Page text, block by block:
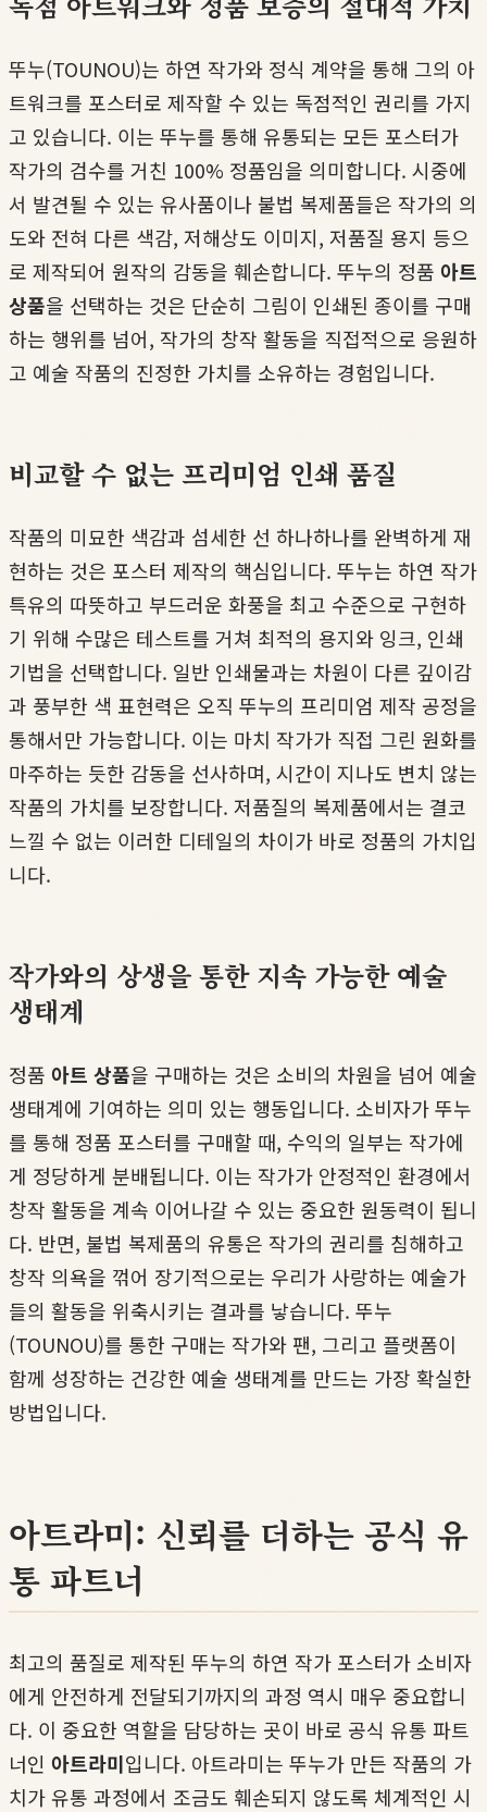
뚜누(TOUNOU)는 하연 작가와 정식 계약을 통해 그의 아
트워크를 포스터로 제작할 수 있는 독점적인 권리를 가지
고 있습니다. 이는 뚜누를 통해 유통되는 모든 포스터가
작가의 검수를 거친 100% 정품임을 의미합니다. 시중에
서 발견될 수 있는 유사품이나 불법 복제품들은 작가의 의
도와 전혀 다른 색감, 저해상도 이미지, 저품질 용지 등으
로 제작되어 원작의 감동을 훼손합니다. 뚜누의 정품 아트
상품을 선택하는 것은 단순히 그림이 인쇄된 종이를 구매
하는 행위를 넘어, 작가의 창작 활동을 직접적으로 응원하
고 예술 작품의 진정한 가치를 소유하는 경험입니다.
비교할 수 없는 프리미엄 인쇄 품질
작품의 미묘한 색감과 섬세한 선 하나하나를 완벽하게 재
현하는 것은 포스터 제작의 핵심입니다. 뚜누는 하연 작가
특유의 따뜻하고 부드러운 화풍을 최고 수준으로 구현하
기 위해 수많은 테스트를 거쳐 최적의 용지와 잉크, 인쇄
기법을 선택합니다. 일반 인쇄물과는 차원이 다른 깊이감
과 풍부한 색 표현력은 오직 뚜누의 프리미엄 제작 공정을
통해서만 가능합니다. 이는 마치 작가가 직접 그린 원화를
마주하는 듯한 감동을 선사하며, 시간이 지나도 변치 않는
작품의 가치를 보장합니다. 저품질의 복제품에서는 결코
느낄 수 없는 이러한 디테일의 차이가 바로 정품의 가치입
니다.
작가와의 상생을 통한 지속 가능한 예술
생태계
정품 아트 상품을 구매하는 것은 소비의 차원을 넘어 예술
생태계에 기여하는 의미 있는 행동입니다. 소비자가 뚜누
를 통해 정품 포스터를 구매할 때, 수익의 일부는 작가에
게 정당하게 분배됩니다. 이는 작가가 안정적인 환경에서
창작 활동을 계속 이어나갈 수 있는 중요한 원동력이 됩니
다. 반면, 불법 복제품의 유통은 작가의 권리를 침해하고
창작 의욕을 꺾어 장기적으로는 우리가 사랑하는 예술가
들의 활동을 위축시키는 결과를 낳습니다. 뚜누
(TOUNOU)를 통한 구매는 작가와 팬, 그리고 플랫폼이
함께 성장하는 건강한 예술 생태계를 만드는 가장 확실한
방법입니다.
아트라미: 신뢰를 더하는 공식 유
통 파트너
최고의 품질로 제작된 뚜누의 하연 작가 포스터가 소비자
에게 안전하게 전달되기까지의 과정 역시 매우 중요합니
다. 이 중요한 역할을 담당하는 곳이 바로 공식 유통 파트
너인 아트라미입니다. 아트라미는 뚜누가 만든 작품의 가
치가 유통 과정에서 조금도 훼손되지 않도록 체계적인 시